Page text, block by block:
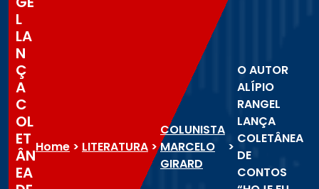
L
LA
N
Ç
A
C
OL
ET
ÂN
EA
Home > LITERATURA >
COLUNISTA
MARCELO
GIRARD
>
O AUTOR
ALÍPIO
RANGEL
LANÇA
COLETÂNEA
DE
CONTOS